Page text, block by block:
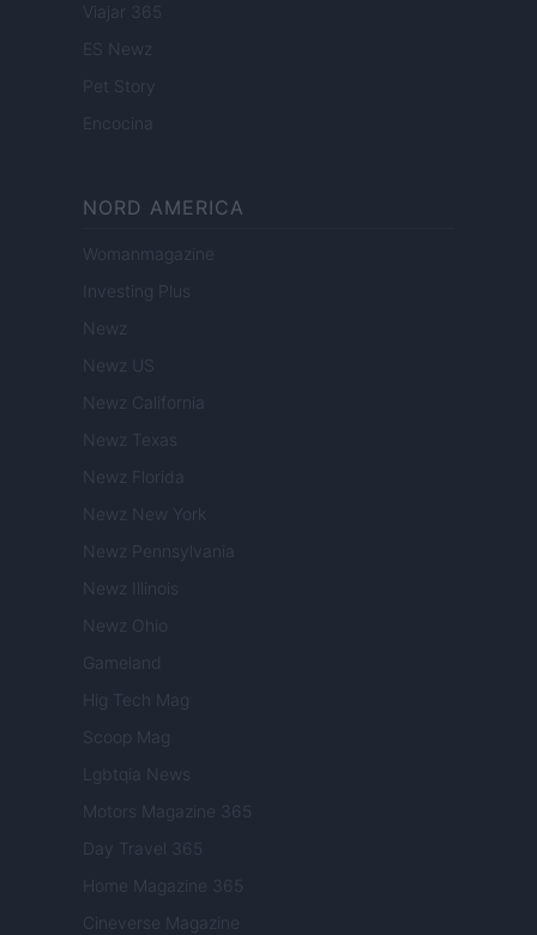
Viajar 365
ES Newz
Pet Story
Encocina
NORD AMERICA
Womanmagazine
Investing Plus
Newz
Newz US
Newz California
Newz Texas
Newz Florida
Newz New York
Newz Pennsylvania
Newz Illinois
Newz Ohio
Gameland
Hig Tech Mag
Scoop Mag
Lgbtqia News
Motors Magazine 365
Day Travel 365
Home Magazine 365
Cineverse Magazine